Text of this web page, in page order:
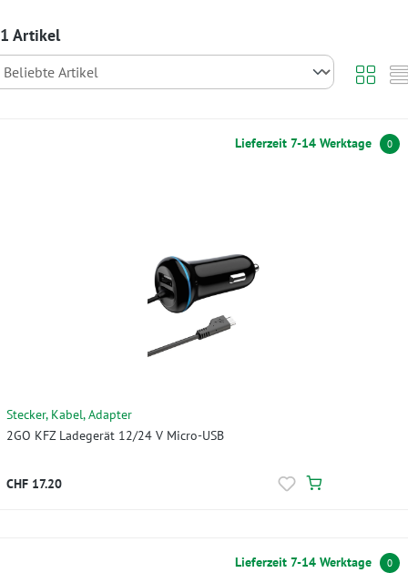
Artikel
Lieferzeit 7-14 Werktage 0
Stecker, Kabel, Adapter
2GO KFZ Ladegerät 12/24 V Micro-USB
CHF 17.20
Lieferzeit 7-14 Werktage 0